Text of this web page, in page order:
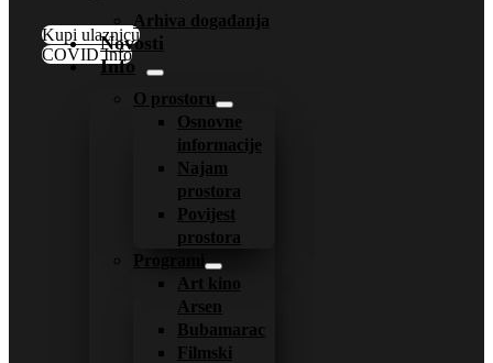
Arhiva događanja
Novosti
Info
O prostoru
Osnovne
informacije
Najam
prostora
Povijest
prostora
Programi
Art kino
Arsen
Bubamarac
Filmski
Kupi ulaznicu
COVID Info